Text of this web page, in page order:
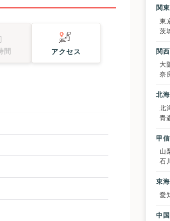
間 アクセス
関東
東
茨
関西
大
奈
北
北
青
甲
山
石
東海
愛
中国